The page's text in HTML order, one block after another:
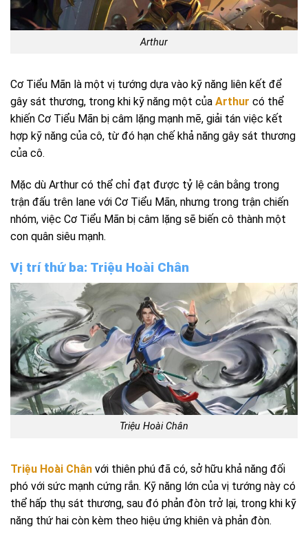
Arthur
Cơ Tiểu Mãn là một vị tướng dựa vào kỹ năng liên kết để
gây sát thương, trong khi kỹ năng một của Arthur có thể
khiến Cơ Tiểu Mãn bị câm lặng mạnh mẽ, giải tán việc kết
hợp kỹ năng của cô, từ đó hạn chế khả năng gây sát thương
của cô.
Mặc dù Arthur có thể chỉ đạt được tỷ lệ cân bằng trong
trận đấu trên lane với Cơ Tiểu Mãn, nhưng trong trận chiến
nhóm, việc Cơ Tiểu Mãn bị câm lặng sẽ biến cô thành một
con quân siêu mạnh.
Vị trí thứ ba: Triệu Hoài Chân
Triệu Hoài Chân
Triệu Hoài Chân với thiên phú đã có, sở hữu khả năng đối
phó với sức mạnh cứng rắn. Kỹ năng lớn của vị tướng này có
thể hấp thụ sát thương, sau đó phản đòn trở lại, trong khi kỹ
năng thứ hai còn kèm theo hiệu ứng khiên và phản đòn.